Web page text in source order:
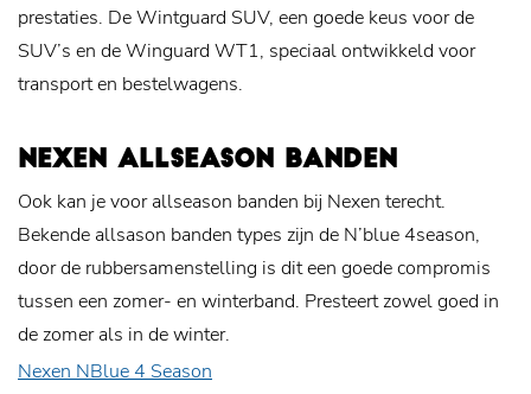
prestaties. De Wintguard SUV, een goede keus voor de
SUV’s en de Winguard WT1, speciaal ontwikkeld voor
transport en bestelwagens.
NEXEN ALLSEASON BANDEN
Ook kan je voor allseason banden bij Nexen terecht.
Bekende allsason banden types zijn de N’blue 4season,
door de rubbersamenstelling is dit een goede compromis
tussen een zomer- en winterband. Presteert zowel goed in
de zomer als in de winter.
Nexen NBlue 4 Season